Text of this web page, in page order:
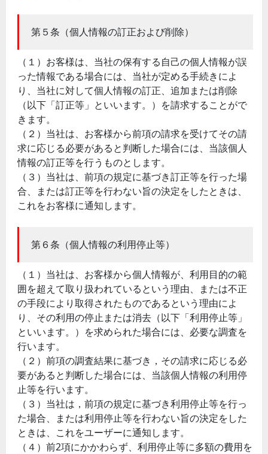
第５条（個人情報の訂正および削除）
（１）お客様は、当社の保有する自己の個人情報が誤
った情報である場合には、当社が定める手続きによ
り、当社に対して個人情報の訂正、追加または削除
（以下「訂正等」といいます。）を請求することがで
きます。
（２）当社は、お客様から前項の請求を受けてその請
求に応じる必要があると判断した場合には、当該個人
情報の訂正等を行うものとします。
（３）当社は、前項の規定に基づき訂正等を行った場
合、または訂正等を行わない旨の決定をしたときは、
これをお客様に通知します。
第６条（個人情報の利用停止等）
（１）当社は、お客様から個人情報が、利用目的の範
囲を超えて取り扱われているという理由、または不正
の手段により取得されたものであるという理由によ
り、その利用の停止または消去（以下「利用停止等」
といいます。）を求められた場合には、必要な調査を
行います。
（２）前項の調査結果に基づき，その請求に応じる必
要があると判断した場合には、当該個人情報の利用停
止等を行います。
（３）当社は，前項の規定に基づき利用停止等を行っ
た場合、または利用停止等を行わない旨の決定をした
ときは、これをユーザーに通知します。
（４）前2項にかかわらず、利用停止等に多額の費用を